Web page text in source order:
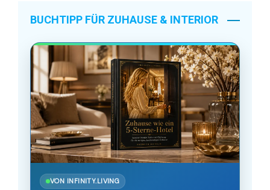
BUCHTIPP FÜR ZUHAUSE & INTERIOR
VON INFINITY.LIVING